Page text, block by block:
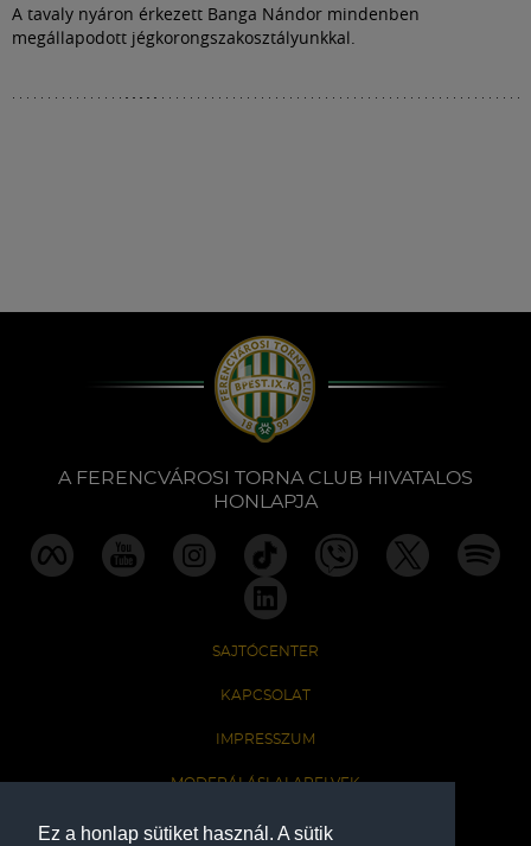
Ez a honlap sütiket használ. A sütik
A tavaly nyáron érkezett Banga Nándor mindenben
megállapodott jégkorongszakosztályunkkal.
A FERENCVÁROSI TORNA CLUB HIVATALOS
HONLAPJA
SAJTÓCENTER
KAPCSOLAT
IMPRESSZUM
MODERÁLÁSI ALAPELVEK
HONLAP ADATKEZELÉSI TÁJÉKOZTATÓ